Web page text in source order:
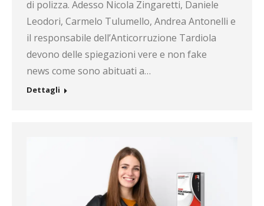
di polizza. Adesso Nicola Zingaretti, Daniele
Leodori, Carmelo Tulumello, Andrea Antonelli e
il responsabile dell’Anticorruzione Tardiola
devono delle spiegazioni vere e non fake
news come sono abituati a…
Dettagli